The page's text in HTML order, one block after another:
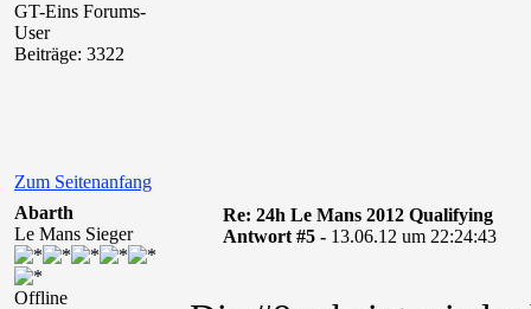
GT-Eins Forums-
User
Beiträge: 3322
Zum Seitenanfang
Abarth
Le Mans Sieger
Offline
Re: 24h Le Mans 2012 Qualifying
Antwort #5 - 13.06.12 um 22:24:43